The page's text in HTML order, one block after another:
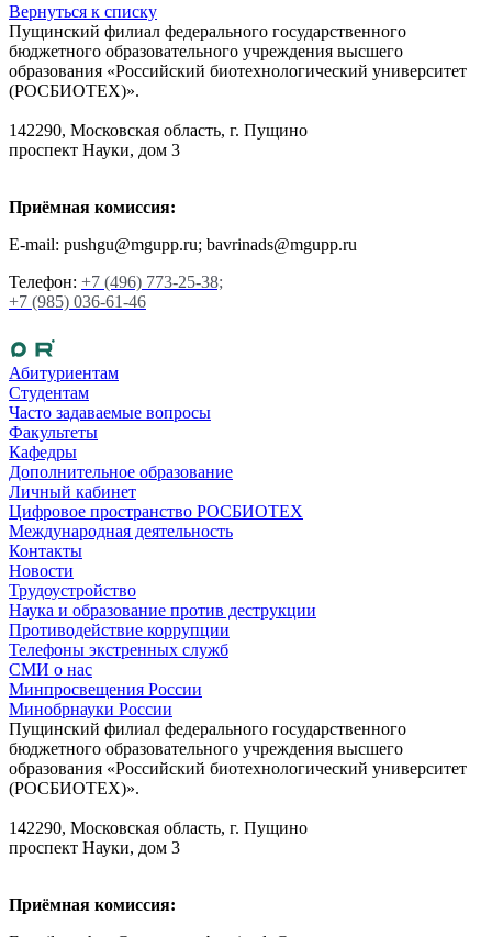
Вернуться к списку
Пущинский филиал федерального государственного
бюджетного образовательного учреждения высшего
образования «Российский биотехнологический университет
(РОСБИОТЕХ)».
142290, Московская область, г. Пущино
проспект Науки, дом 3
Приёмная комиссия:
E-mail: pushgu@mgupp.ru; bavrinads@mgupp.ru
Телефон: +7 (496) 773-25-38;
+7 (985) 036-61-46
Абитуриентам
Студентам
Часто задаваемые вопросы
Факультеты
Кафедры
Дополнительное образование
Личный кабинет
Цифровое пространство РОСБИОТЕХ
Международная деятельность
Контакты
Новости
Трудоустройство
Наука и образование против деструкции
Противодействие коррупции
Телефоны экстренных служб
СМИ о нас
Минпросвещения России
Минобрнауки России
Пущинский филиал федерального государственного
бюджетного образовательного учреждения высшего
образования «Российский биотехнологический университет
(РОСБИОТЕХ)».
142290, Московская область, г. Пущино
проспект Науки, дом 3
Приёмная комиссия: